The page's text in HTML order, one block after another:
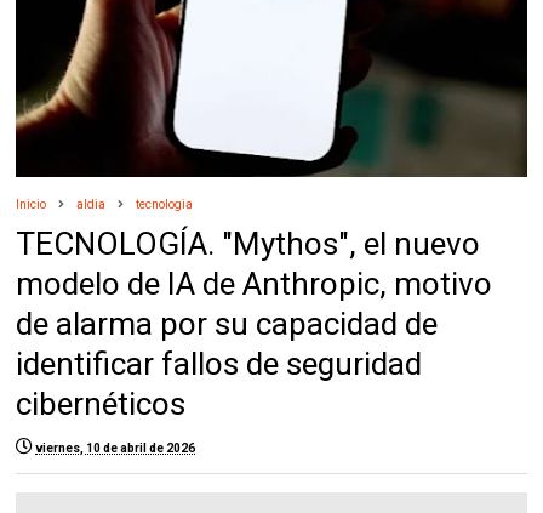
Inicio aldia tecnologia
TECNOLOGÍA. "Mythos", el nuevo
modelo de IA de Anthropic, motivo
de alarma por su capacidad de
identificar fallos de seguridad
cibernéticos
viernes, 10 de abril de 2026